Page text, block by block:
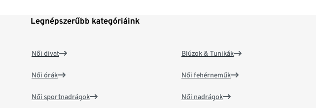
Legnépszerűbb kategóriáink
Női divat
Női órák
Női sportnadrágok
Blúzok & Tunikák
Női fehérneműk
Női nadrágok